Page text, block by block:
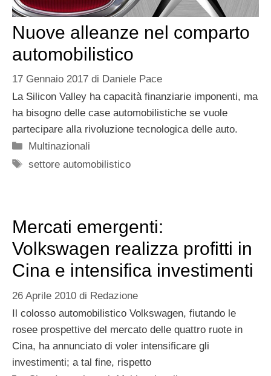
Nuove alleanze nel comparto
automobilistico
17 Gennaio 2017 di Daniele Pace
La Silicon Valley ha capacità finanziarie imponenti, ma
ha bisogno delle case automobilistiche se vuole
partecipare alla rivoluzione tecnologica delle auto.
Categorie
Multinazionali
Tag
settore automobilistico
Mercati emergenti:
Volkswagen realizza profitti in
Cina e intensifica investimenti
26 Aprile 2010 di Redazione
Il colosso automobilistico Volkswagen, fiutando le
rosee prospettive del mercato delle quattro ruote in
Cina, ha annunciato di voler intensificare gli
investimenti; a tal fine, rispetto